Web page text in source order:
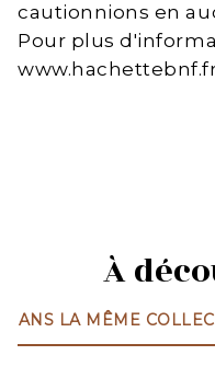
cautionnions en
Pour plus
À
DANS LA MÊME